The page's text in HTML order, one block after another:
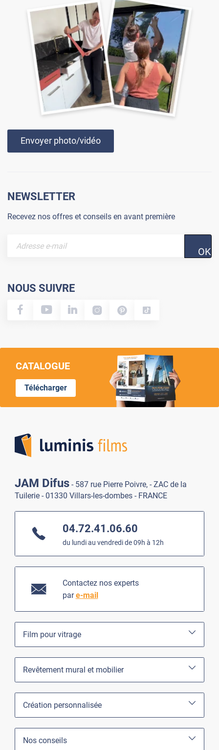
Envoyer photo/vidéo
NEWSLETTER
Recevez nos offres et conseils en avant première
OK
NOUS SUIVRE
CATALOGUE
Télécharger
JAM Difus - 587 rue Pierre Poivre, - ZAC de la
Tuilerie - 01330 Villars-les-dombes - FRANCE
04.72.41.06.60
du lundi au vendredi de 09h à 12h
Contactez nos experts
pare-mail
Film pour vitrage
Revêtement mural et mobilier
Création personnalisée
Nos conseils